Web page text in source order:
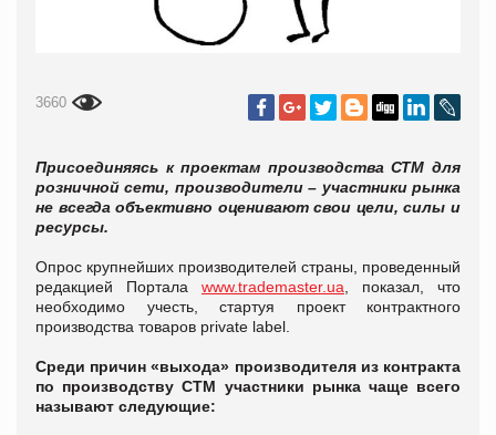
3660
Присоединяясь к проектам производства СТМ для
розничной сети, производители – участники рынка
не всегда объективно оценивают свои цели, силы и
ресурсы.
Опрос крупнейших производителей страны, проведенный
редакцией Портала www.trademaster.ua , показал, что
необходимо учесть, стартуя проект контрактного
производства товаров private label.
Cреди причин «выхода» производителя из контракта
по производству СТМ участники рынка чаще всего
называют следующие: